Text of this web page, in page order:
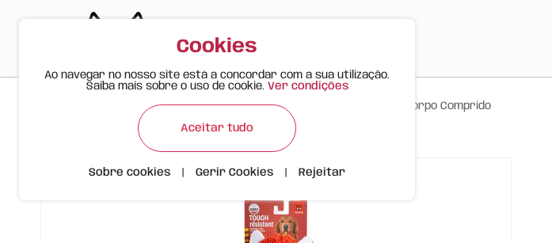
Produtos > > Brinquedo Resistente para Cão – Raposa Corpo Comprido
Cookies
Ao navegar no nosso site está a concordar com a sua utilização.
Saiba mais sobre o uso de cookie. Ver condições
Aceitar tudo
Sobre cookies Gerir Cookies Rejeitar